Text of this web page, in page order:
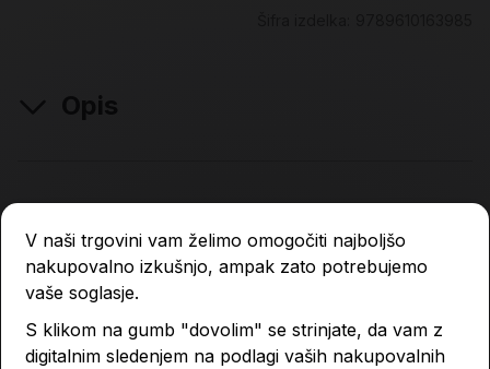
Opis
Podobni izdelki
V naši trgovini vam želimo omogočiti najboljšo
nakupovalno izkušnjo, ampak zato potrebujemo
vaše soglasje.
S klikom na gumb "dovolim" se strinjate, da vam z
digitalnim sledenjem na podlagi vaših nakupovalnih